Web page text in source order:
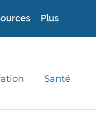
Plus
Santé